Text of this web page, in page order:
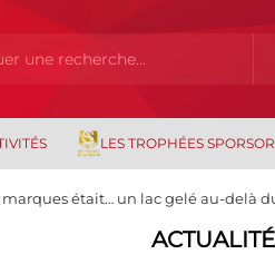
LES TROPHÉES
était… un lac gelé au-delà